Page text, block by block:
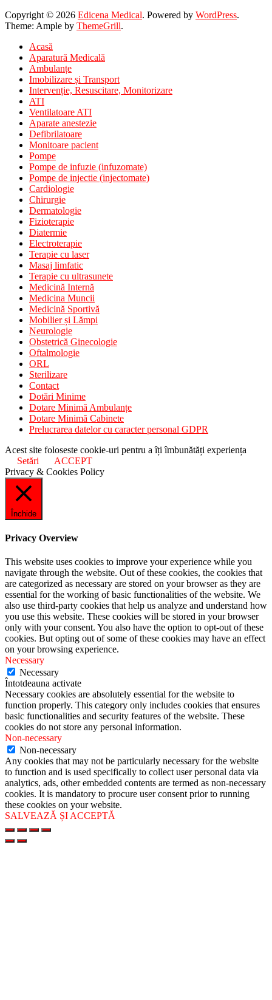
Copyright © 2026 Edicena Medical. Powered by WordPress.
Theme: Ample by ThemeGrill.
Acasă
Aparatură Medicală
Ambulanțe
Imobilizare și Transport
Intervenție, Resuscitare, Monitorizare
ATI
Ventilatoare ATI
Aparate anestezie
Defibrilatoare
Monitoare pacient
Pompe
Pompe de infuzie (infuzomate)
Pompe de injectie (injectomate)
Cardiologie
Chirurgie
Dermatologie
Fizioterapie
Diatermie
Electroterapie
Terapie cu laser
Masaj limfatic
Terapie cu ultrasunete
Medicină Internă
Medicina Muncii
Medicină Sportivă
Mobilier și Lămpi
Neurologie
Obstetrică Ginecologie
Oftalmologie
ORL
Sterilizare
Contact
Dotări Minime
Dotare Minimă Ambulanțe
Dotare Minimă Cabinete
Prelucrarea datelor cu caracter personal GDPR
Acest site foloseste cookie-uri pentru a îți îmbunătăți experiența
Setări
ACCEPT
Privacy & Cookies Policy
Închide
Privacy Overview
This website uses cookies to improve your experience while you
navigate through the website. Out of these cookies, the cookies that
are categorized as necessary are stored on your browser as they are
essential for the working of basic functionalities of the website. We
also use third-party cookies that help us analyze and understand how
you use this website. These cookies will be stored in your browser
only with your consent. You also have the option to opt-out of these
cookies. But opting out of some of these cookies may have an effect
on your browsing experience.
Necessary
Necessary
Întotdeauna activate
Necessary cookies are absolutely essential for the website to
function properly. This category only includes cookies that ensures
basic functionalities and security features of the website. These
cookies do not store any personal information.
Non-necessary
Non-necessary
Any cookies that may not be particularly necessary for the website
to function and is used specifically to collect user personal data via
analytics, ads, other embedded contents are termed as non-necessary
cookies. It is mandatory to procure user consent prior to running
these cookies on your website.
SALVEAZĂ ȘI ACCEPTĂ